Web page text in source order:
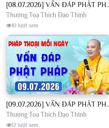
[08.07.2026] VẤN ĐÁP PHẬT PHÁP -
Thượng Toạ Thích Đạo Thịnh
10 lượt xem
[09.07.2026] VẤN ĐÁP PHẬT PHÁP -
Thượng Toạ Thích Đạo Thịnh
12 lượt xem